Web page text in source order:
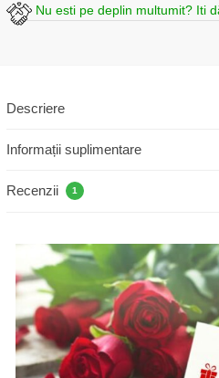
Nu esti pe deplin multumit? Iti
Descriere
Informații suplimentare
Recenzii 1